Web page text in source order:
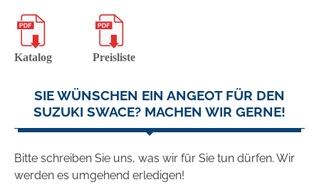
Katalog Preisliste
SIE WÜNSCHEN EIN ANGEOT FÜR DEN
SUZUKI SWACE? MACHEN WIR GERNE!
Bitte schreiben Sie uns, was wir für Sie tun dürfen. Wir
werden es umgehend erledigen!